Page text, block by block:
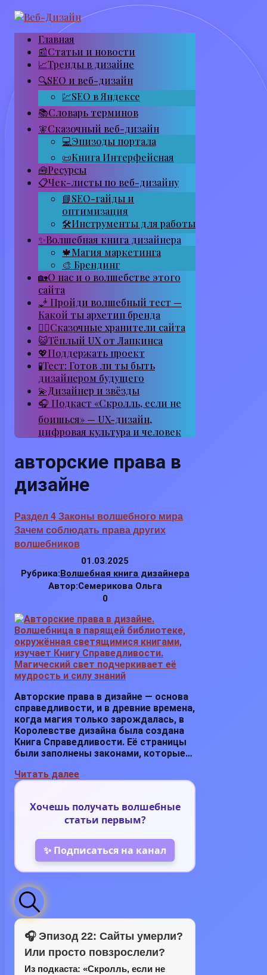
Перейти
контенту
Главная
📰Статьи и новости
📈Тренды в дизайне
🔍SEO и веб-дизайн
💹SEO в Яндексе
📚Словарь терминов
🧚Сказочный веб-дизайн
💻Эпизоды портала
📜Книга Интерфейсная
🧰Ресурсы
📋Чек-листы по веб-дизайну
📘SEO-гайды и
оптимизация
🛠Инструменты для работы
✨Волшебная книга дизайнера
🍁Магия маркетинга
🎨 Брендинг
🏡О нас и о волшебстве этого
сайта
🧞 Пройди волшебный тест —
Какой ты архетип бренда
🧙‍♂️Сказочные хранители сайта
😺Тёплый UX от Лапкинса
💖Поддержать проект
🧪Тест: Готов ли ты быть
дизайнером будущего
💫Дизайнер и звёзды
🎧 Подкаст «Скролль, если не
боишься» — UX-дизайн,
цифровая культура и человек
авторские права в
дизайне
Раздел 4 Законы волшебного мира
Зачем соблюдать права других
волшебников
01.03.2025
Рубрика:Волшебная книга дизайнера
Автор:Семерикова Ольга
0
Авторские права в дизайне — основа
справедливости, и в древние времена,
когда магия только зарождалась, в
Королевстве дизайна была создана
Книга Справедливости. Её страницы
были заполнены законами, которые…
Читать далее
Хочешь получать волшебные
статьи первым?
✨ Подписаться на канал
🎧 Эпизод 22: Сайты умерли?
Или просто повзрослели?
Из подкаста: «Скролль, если не